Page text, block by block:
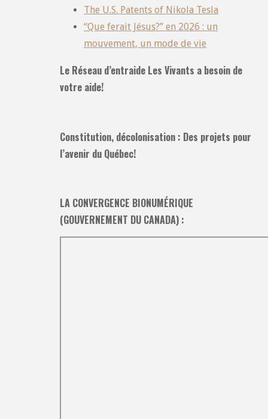
The U.S. Patents of Nikola Tesla
“Que ferait Jésus?” en 2026 : un
mouvement, un mode de vie
Le Réseau d’entraide Les Vivants a besoin de
votre aide!
Constitution, décolonisation : Des projets pour
l’avenir du Québec!
LA CONVERGENCE BIONUMÉRIQUE
(GOUVERNEMENT DU CANADA) :